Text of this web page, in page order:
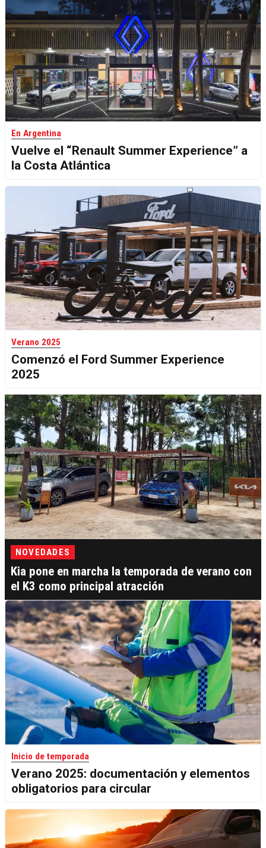
En Argentina
Vuelve el “Renault Summer Experience” a
la Costa Atlántica
Verano 2025
Comenzó el Ford Summer Experience
2025
NOVEDADES
Kia pone en marcha la temporada de verano con
el K3 como principal atracción
Inicio de temporada
Verano 2025: documentación y elementos
obligatorios para circular